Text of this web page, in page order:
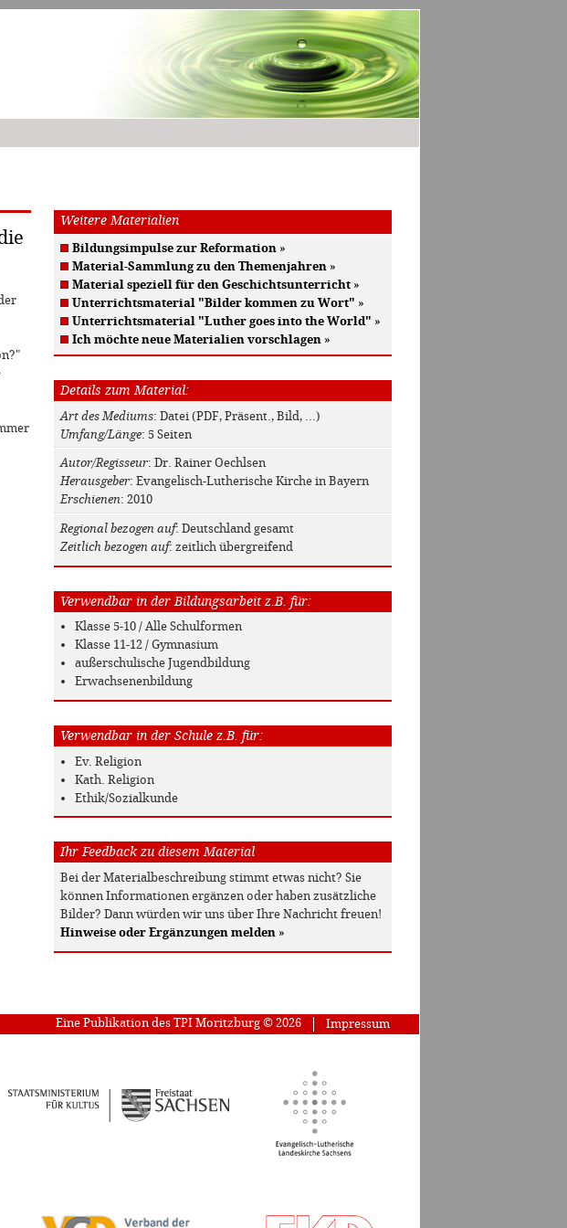
Weitere Materialien
Bildungsimpulse zur Reformation »
Material-Sammlung zu den Themenjahren »
Material speziell für den Geschichtsunterricht »
Unterrichtsmaterial "Bilder kommen zu Wort" »
Unterrichtsmaterial "Luther goes into the World" »
Ich möchte neue Materialien vorschlagen »
Details zum Material:
Art des Mediums: Datei (PDF, Präsent., Bild, ...)
Umfang/Länge: 5 Seiten
Autor/Regisseur: Dr. Rainer Oechlsen
Herausgeber: Evangelisch-Lutherische Kirche in Bayern
Erschienen: 2010
Regional bezogen auf: Deutschland gesamt
Zeitlich bezogen auf: zeitlich übergreifend
Verwendbar in der Bildungsarbeit z.B. für:
Klasse 5-10 / Alle Schulformen
Klasse 11-12 / Gymnasium
außerschulische Jugendbildung
Erwachsenenbildung
Verwendbar in der Schule z.B. für:
Ev. Religion
Kath. Religion
Ethik/Sozialkunde
Ihr Feedback zu diesem Material
Bei der Materialbeschreibung stimmt etwas nicht? Sie
können Informationen ergänzen oder haben zusätzliche
Bilder? Dann würden wir uns über Ihre Nachricht freuen!
Hinweise oder Ergänzungen melden »
Impressum
Eine Publikation des TPI Moritzburg © 2026